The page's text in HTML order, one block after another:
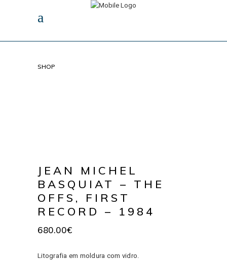
SHOP
JEAN MICHEL
BASQUIAT – THE
OFFS, FIRST
RECORD – 1984
680.00€
Litografia em moldura com vidro.